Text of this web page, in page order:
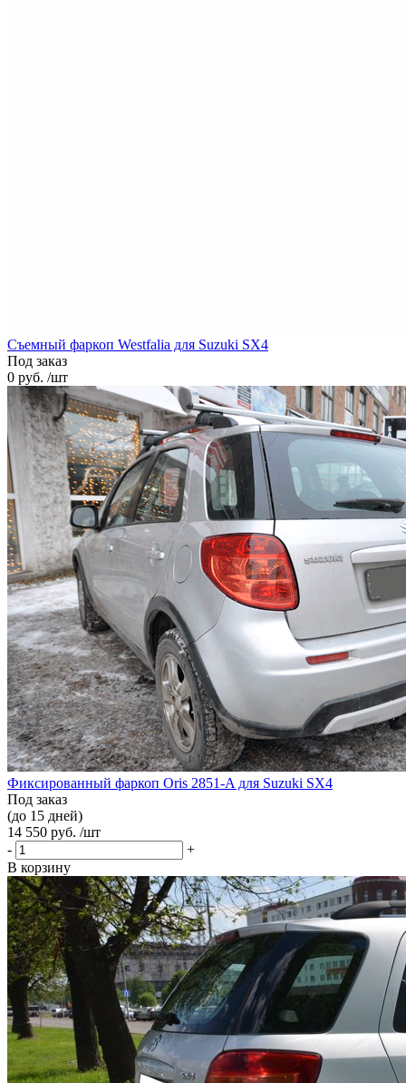
Cъемный фаркоп Westfalia для Suzuki SX4
Под заказ
0 руб. /шт
Фиксированный фаркоп Oris 2851-A для Suzuki SX4
Под заказ
(до 15 дней)
14 550 руб. /шт
-
+
В корзину